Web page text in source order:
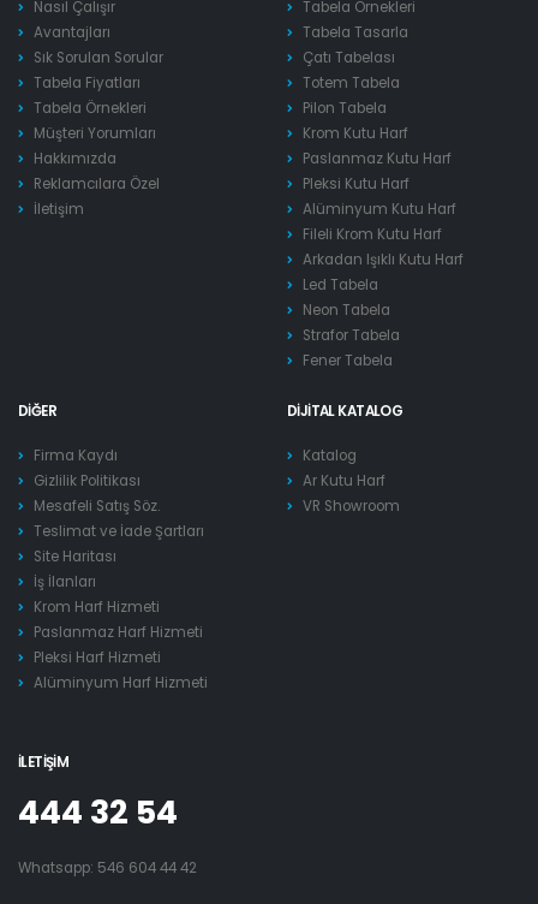
Nasıl Çalışır
Avantajları
Sık Sorulan Sorular
Tabela Fiyatları
Tabela Örnekleri
Müşteri Yorumları
Hakkımızda
Reklamcılara Özel
İletişim
Tabela Örnekleri
Tabela Tasarla
Çatı Tabelası
Totem Tabela
Pilon Tabela
Krom Kutu Harf
Paslanmaz Kutu Harf
Pleksi Kutu Harf
Alüminyum Kutu Harf
Fileli Krom Kutu Harf
Arkadan Işıklı Kutu Harf
Led Tabela
Neon Tabela
Strafor Tabela
Fener Tabela
DIĞER
Firma Kaydı
Gizlilik Politikası
Mesafeli Satış Söz.
Teslimat ve İade Şartları
Site Haritası
İş İlanları
Krom Harf Hizmeti
Paslanmaz Harf Hizmeti
Pleksi Harf Hizmeti
Alüminyum Harf Hizmeti
DIJITAL KATALOG
Katalog
Ar Kutu Harf
VR Showroom
İLETIŞIM
444 32 54
Whatsapp: 546 604 44 42